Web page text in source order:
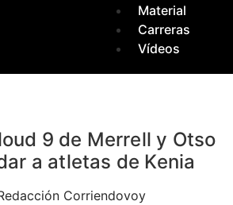
Material
Carreras
Vídeos
9 de Merrell y Otso
a atletas de Kenia
Corriendovoy